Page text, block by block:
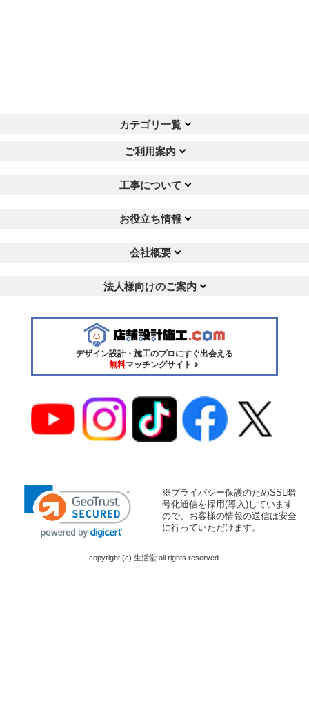
カテゴリ一覧
ご利用案内
工事について
お役立ち情報
会社概要
法人様向けのご案内
デザイン設計・施工のプロにすぐ出会える
無料マッチングサイト
※プライバシー保護のためSSL暗
号化通信を採用(導入)しています
ので、お客様の情報の送信は安全
に行っていただけます。
copyright (c) 生活堂 all rights reserved.